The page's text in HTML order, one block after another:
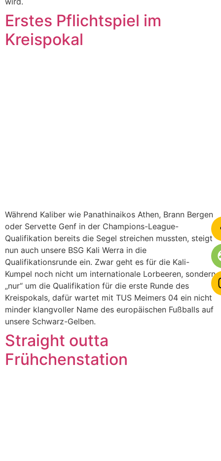
Erstes Pflichtspiel im
Kreispokal
Während Kaliber wie Panathinaikos Athen, Brann Bergen
oder Servette Genf in der Champions-League-
Qualifikation bereits die Segel streichen mussten, steigt
nun auch unsere BSG Kali Werra in die
Qualifikationsrunde ein. Zwar geht es für die Kali-
Kumpel noch nicht um internationale Lorbeeren, sondern
„nur“ um die Qualifikation für die erste Runde des
Kreispokals, dafür wartet mit TUS Meimers 04 ein nicht
minder klangvoller Name des europäischen Fußballs auf
unsere Schwarz-Gelben.
Straight outta
Frühchenstation